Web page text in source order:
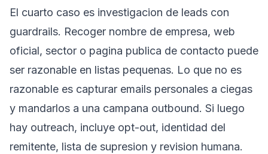
El cuarto caso es investigacion de leads con
guardrails. Recoger nombre de empresa, web
oficial, sector o pagina publica de contacto puede
ser razonable en listas pequenas. Lo que no es
razonable es capturar emails personales a ciegas
y mandarlos a una campana outbound. Si luego
hay outreach, incluye opt-out, identidad del
remitente, lista de supresion y revision humana.